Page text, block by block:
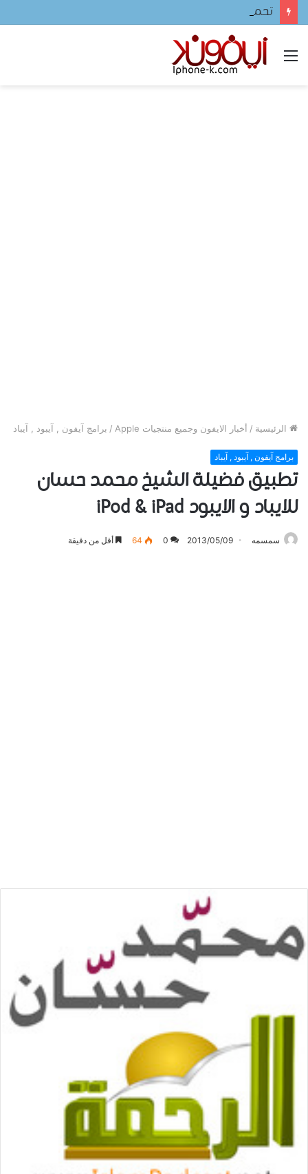
تحميل لعبه فيفا ٢٠٢٤ للجوال
القائمة
الرئيسية / أخبار الايفون وجميع منتجيات Apple / برامج آيفون , آيبود , آيباد
برامج آيفون , آيبود , آيباد
تطبيق فضيلة الشيخ محمد حسان
للايباد و الايبود iPod & iPad
سمسمه 2013/05/09
0
64 أقل من دقيقة